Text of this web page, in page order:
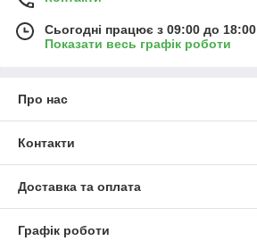
Сьогодні працює з 09:00 до 18:00
Показати весь графік роботи
Про нас
Контакти
Доставка та оплата
Графік роботи